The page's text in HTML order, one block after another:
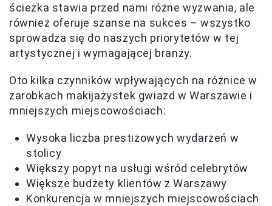
ścieżka stawia przed nami różne wyzwania, ale
również oferuje szanse na sukces – wszystko
sprowadza się do naszych priorytetów w tej
artystycznej i wymagającej branży.
Oto kilka czynników wpływających na różnice w
zarobkach makijażystek gwiazd w Warszawie i
mniejszych miejscowościach:
Wysoka liczba prestiżowych wydarzeń w
stolicy
Większy popyt na usługi wśród celebrytów
Większe budżety klientów z Warszawy
Konkurencja w mniejszych miejscowościach